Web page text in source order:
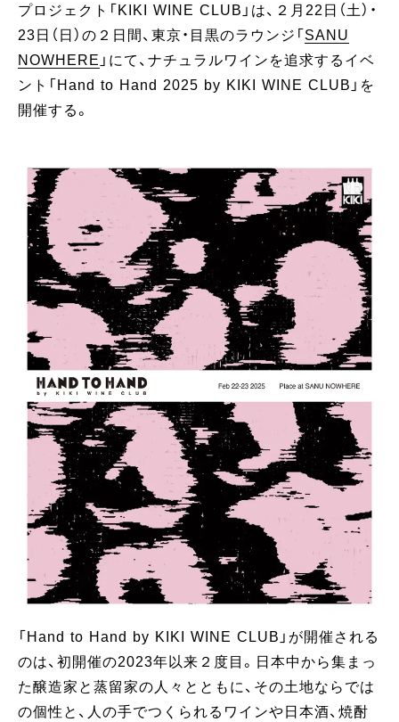
プロジェクト「KIKI WINE CLUB」は、２月22日（土）・
23日（日）の２日間、東京・目黒のラウンジ「 SANU
NOWHERE 」にて、ナチュラルワインを追求するイベ
ント「Hand to Hand 2025 by KIKI WINE CLUB」を
開催する。
「Hand to Hand by KIKI WINE CLUB」が開催される
のは、初開催の2023年以来２度目。日本中から集まっ
た醸造家と蒸留家の人々とともに、その土地ならでは
の個性と、人の手でつくられるワインや日本酒、焼酎